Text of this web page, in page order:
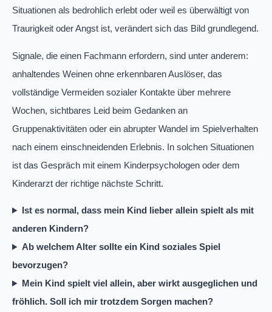
Situationen als bedrohlich erlebt oder weil es überwältigt von
Traurigkeit oder Angst ist, verändert sich das Bild grundlegend.
Signale, die einen Fachmann erfordern, sind unter anderem:
anhaltendes Weinen ohne erkennbaren Auslöser, das
vollständige Vermeiden sozialer Kontakte über mehrere
Wochen, sichtbares Leid beim Gedanken an
Gruppenaktivitäten oder ein abrupter Wandel im Spielverhalten
nach einem einschneidenden Erlebnis. In solchen Situationen
ist das Gespräch mit einem Kinderpsychologen oder dem
Kinderarzt der richtige nächste Schritt.
Ist es normal, dass mein Kind lieber allein spielt als mit
anderen Kindern?
Ab welchem Alter sollte ein Kind soziales Spiel
bevorzugen?
Mein Kind spielt viel allein, aber wirkt ausgeglichen und
fröhlich. Soll ich mir trotzdem Sorgen machen?